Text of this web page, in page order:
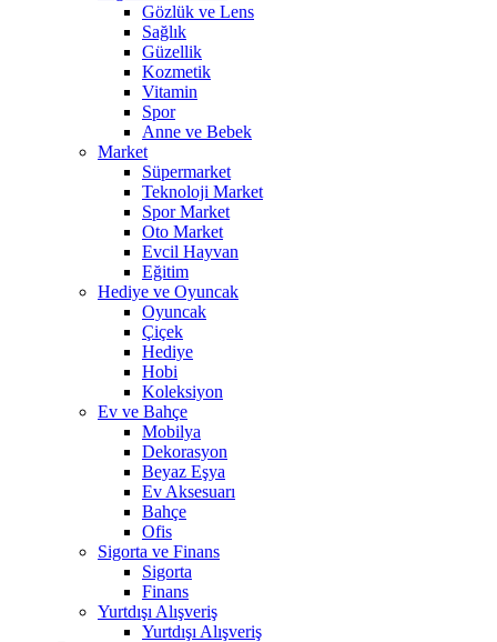
Gözlük ve Lens
Sağlık
Güzellik
Kozmetik
Vitamin
Spor
Anne ve Bebek
Market
Süpermarket
Teknoloji Market
Spor Market
Oto Market
Evcil Hayvan
Eğitim
Hediye ve Oyuncak
Oyuncak
Çiçek
Hediye
Hobi
Koleksiyon
Ev ve Bahçe
Mobilya
Dekorasyon
Beyaz Eşya
Ev Aksesuarı
Bahçe
Ofis
Sigorta ve Finans
Sigorta
Finans
Yurtdışı Alışveriş
Yurtdışı Alışveriş